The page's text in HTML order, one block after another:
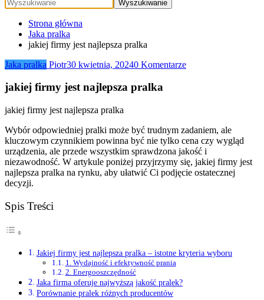
Strona główna
Jaka pralka
jakiej firmy jest najlepsza pralka
Jaka pralka Piotr30 kwietnia, 20240 Komentarze
jakiej firmy jest najlepsza pralka
jakiej firmy jest najlepsza pralka
Wybór odpowiedniej pralki może być trudnym zadaniem, ale
kluczowym czynnikiem powinna być nie tylko cena czy wygląd
urządzenia, ale przede wszystkim sprawdzona jakość i
niezawodność. W artykule poniżej przyjrzymy się, jakiej firmy jest
najlepsza pralka na rynku, aby ułatwić Ci podjęcie ostatecznej
decyzji.
Spis Treści
Jakiej firmy jest najlepsza pralka – istotne kryteria wyboru
1. Wydajność i efektywność prania
2. Energooszczędność
Jaka firma oferuje najwyższą jakość pralek?
Porównanie pralek różnych producentów